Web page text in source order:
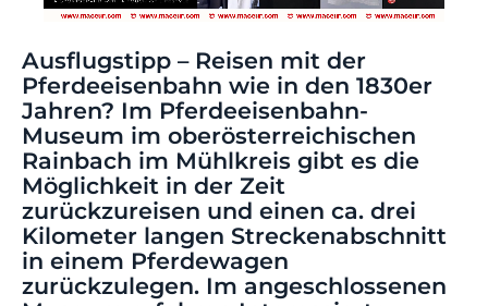
Ausflugstipp – Reisen mit der
Pferdeeisenbahn wie in den 1830er
Jahren? Im Pferdeeisenbahn-
Museum im oberösterreichischen
Rainbach im Mühlkreis gibt es die
Möglichkeit in der Zeit
zurückzureisen und einen ca. drei
Kilometer langen Streckenabschnitt
in einem Pferdewagen
zurückzulegen. Im angeschlossenen